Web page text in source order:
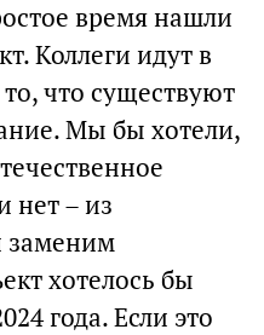
время нашли
Коллеги идут в
что существуют
Мы бы хотели,
нет – из
заменим
хотелось бы
года. Если это